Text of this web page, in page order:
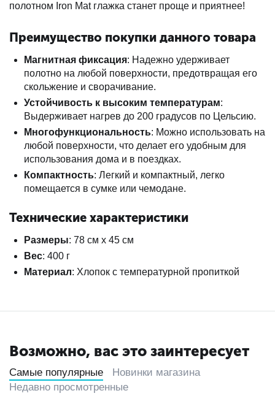
полотном Iron Mat глажка станет проще и приятнее!
Преимущество покупки данного товара
Магнитная фиксация: Надежно удерживает
полотно на любой поверхности, предотвращая его
скольжение и сворачивание.
Устойчивость к высоким температурам:
Выдерживает нагрев до 200 градусов по Цельсию.
Многофункциональность: Можно использовать на
любой поверхности, что делает его удобным для
использования дома и в поездках.
Компактность: Легкий и компактный, легко
помещается в сумке или чемодане.
Технические характеристики
Размеры: 78 см x 45 см
Вес: 400 г
Материал: Хлопок с температурной пропиткой
Возможно, вас это заинтересует
Самые популярные
Новинки магазина
Недавно просмотренные